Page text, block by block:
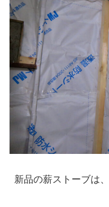
新品の薪ストーブは